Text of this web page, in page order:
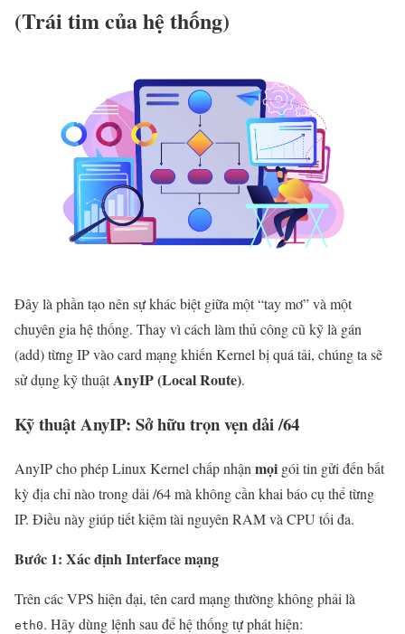
(Trái tim của hệ thống)
Đây là phần tạo nên sự khác biệt giữa một “tay mơ” và một
chuyên gia hệ thống. Thay vì cách làm thủ công cũ kỹ là gán
(add) từng IP vào card mạng khiến Kernel bị quá tải, chúng ta sẽ
sử dụng kỹ thuậtAnyIP (Local Route).
Kỹ thuật AnyIP: Sở hữu trọn vẹn dải /64
AnyIP cho phép Linux Kernel chấp nhận mọi gói tin gửi đến bất
kỳ địa chỉ nào trong dải /64 mà không cần khai báo cụ thể từng
IP. Điều này giúp tiết kiệm tài nguyên RAM và CPU tối đa.
Bước 1: Xác định Interface mạng
Trên các VPS hiện đại, tên card mạng thường không phải là
eth0. Hãy dùng lệnh sau để hệ thống tự phát hiện: